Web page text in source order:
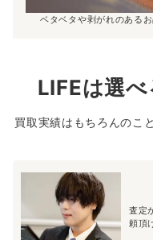
ベタベタや剥がれのある
LIFEは選
買取実績はもちろんのこ
査定
頼頂